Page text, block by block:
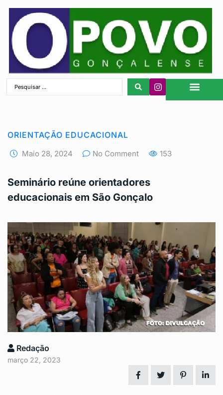
ORIENTAÇÃO EDUCACIONAL
Maio 28, 2024 No Comment 153
Seminário reúne orientadores
educacionais em São Gonçalo
Redação
março 22, 2023